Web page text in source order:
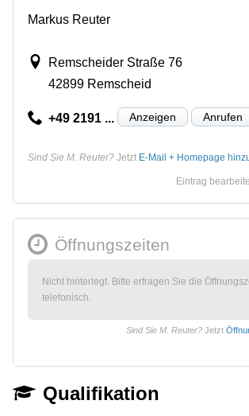
Markus Reuter
Remscheider Straße 76
42899 Remscheid
+49 2191 ... Anzeigen Anrufen
Sind Sie M. Reuter? Jetzt E-Mail + Homepage
Eintrag
Öffnungszeiten
Nicht hinterlegt. Bitte erfragen Sie die
telefonisch.
Sind Sie M. Reuter? Jetzt
Qualifikation